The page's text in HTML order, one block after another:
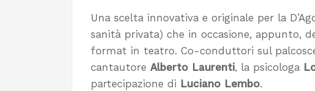
Una scelta innovativa e originale per la
sanità privata) che in occasione, appunto,
format in teatro. Co-conduttori sul
cantautore Alberto Laurenti, la psicologa
partecipazione di Luciano Lembo.